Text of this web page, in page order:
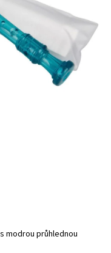
modrou průhlednou